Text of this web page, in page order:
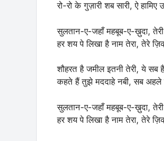
रो-रो के गुज़ारी शब सारी, ऐ हामिए
सुलतान-ए-जहाँ महबूब-ए-ख़ुदा,
हर शय पे लिखा है नाम तेरा, तेरे
शौहरत है जमील इतनी तेरी, ये सब
कहते हैं तुझे मददाहे नबी, सब अहले
सुलतान-ए-जहाँ महबूब-ए-ख़ुदा,
हर शय पे लिखा है नाम तेरा, तेरे